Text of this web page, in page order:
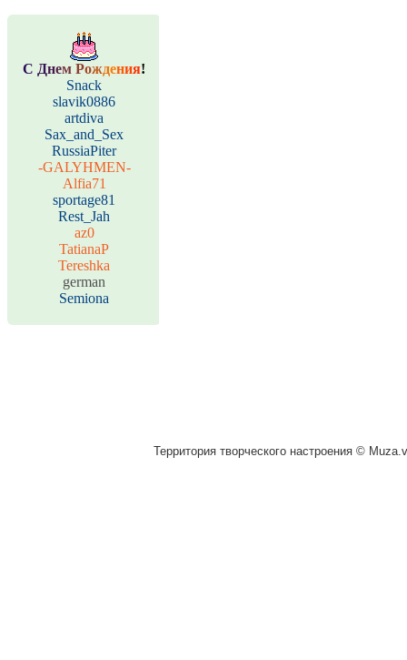
С Днем Рождения!
Snack
slavik0886
artdiva
Sax_and_Sex
RussiaPiter
-GALYHMEN-
Alfia71
sportage81
Rest_Jah
az0
TatianaP
Tereshka
german
Semiona
Территория творческого настроения ©